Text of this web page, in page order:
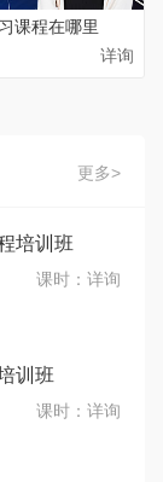
课程在哪里
详询
更多>
培训班
课时： 详询
训班
课时： 详询